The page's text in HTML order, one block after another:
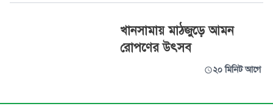
খানসামায় মাঠজুড়ে আমন
রোপণের উৎসব
২০ মিনিট আগে